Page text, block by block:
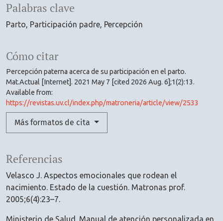
Palabras clave
Parto Participación padre Percepción
Cómo citar
Percepción paterna acerca de su participación en el parto.
Mat.Actual [Internet]. 2021 May 7 [cited 2026 Aug. 6];1(2):13.
Available from:
https://revistas.uv.cl/index.php/matroneria/article/view/2533
Más formatos de cita
Referencias
Velasco J. Aspectos emocionales que rodean el
nacimiento. Estado de la cuestión. Matronas prof.
2005;6(4):23–7.
Ministerio de Salud. Manual de atención personalizada en